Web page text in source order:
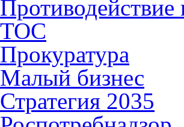
ТОС
Прокуратура
Малый бизнес
Стратегия 2035